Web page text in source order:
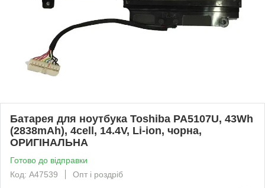
Батарея для ноутбука Toshiba PA5107U, 43Wh
(2838mAh), 4cell, 14.4V, Li-ion, чорна,
ОРИГІНАЛЬНА
Готово до відправки
Код: A47539
Опт і роздріб